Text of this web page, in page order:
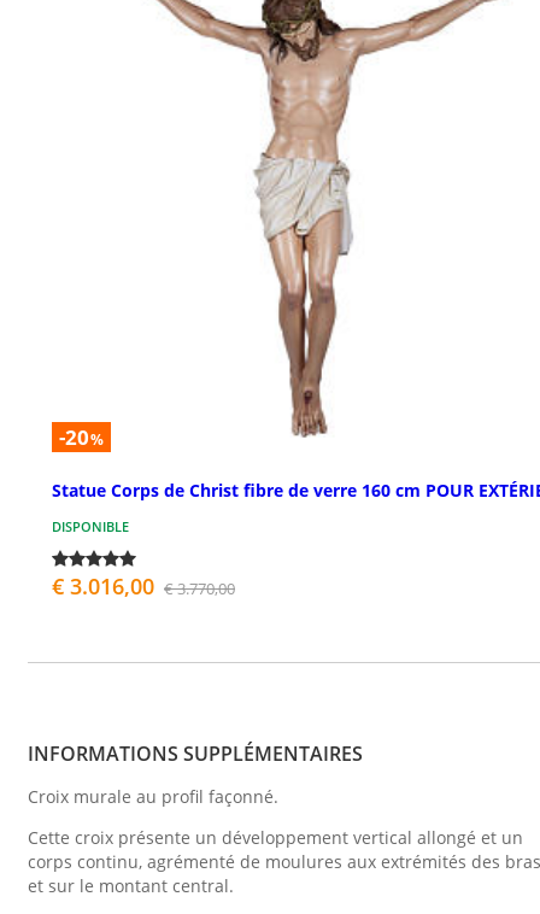
-20%
Statue Corps de Christ fibre de verre 160 cm POUR
DISPONIBLE
€ 3.016,00 € 3.770,00
INFORMATIONS SUPPLÉMENTAIRES
Croix murale au profil façonné.
Cette croix présente un développement vertical allongé et un
corps continu, agrémenté de moulures aux extrémités des bras
et sur le montant central.